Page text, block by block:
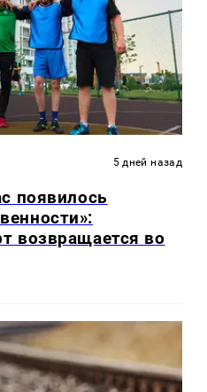
5 дней назад
появилось
возвращается во